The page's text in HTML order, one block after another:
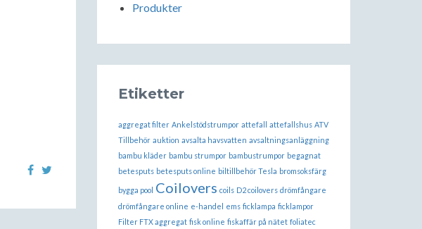
Produkter
Etiketter
aggregat filter Ankelstödstrumpor attefall attefallshus ATV
Tillbehör auktion avsalta havsvatten avsaltningsanläggning
bambu kläder bambu strumpor bambustrumpor begagnat
betesputs betesputs online biltillbehör Tesla bromsoksfärg
bygga pool Coilovers coils D2 coilovers drömfångare
drömfångare online e-handel ems ficklampa ficklampor
Filter FTX aggregat fisk online fiskaffär på nätet foliatec